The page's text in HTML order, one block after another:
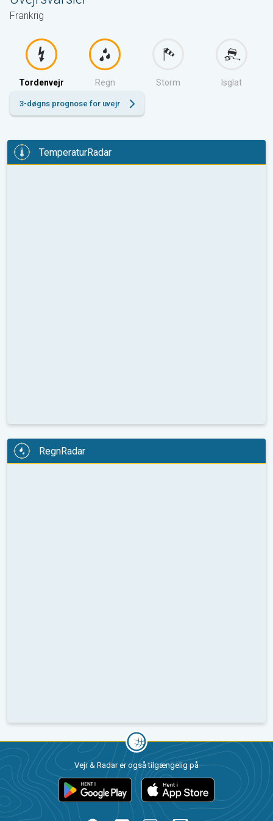
Frankrig
Tordenvejr Regn Storm Isglat
3-døgns prognose for uvejr
TemperaturRadar
RegnRadar
Vejr & Radar er også tilgængelig på